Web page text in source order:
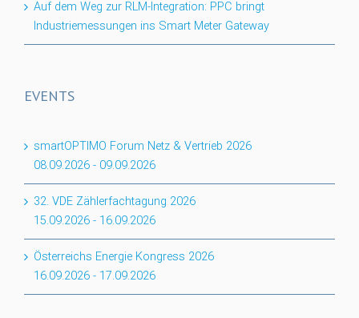
Auf dem Weg zur RLM-Integration: PPC bringt
Industriemessungen ins Smart Meter Gateway
EVENTS
smartOPTIMO Forum Netz & Vertrieb 2026
08.09.2026 - 09.09.2026
32. VDE Zählerfachtagung 2026
15.09.2026 - 16.09.2026
Österreichs Energie Kongress 2026
16.09.2026 - 17.09.2026